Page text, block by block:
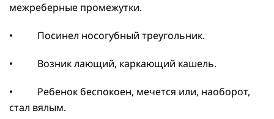
межреберные промежутки.
• Посинел носогубный треугольник.
• Возник лающий, каркающий кашель.
• Ребенок беспокоен, мечется или, наоборот,
стал вялым.